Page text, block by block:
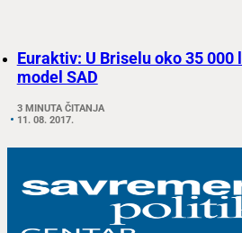
Euraktiv: U Briselu oko 35 000
model SAD
3 MINUTA ČITANJA
11. 08. 2017.